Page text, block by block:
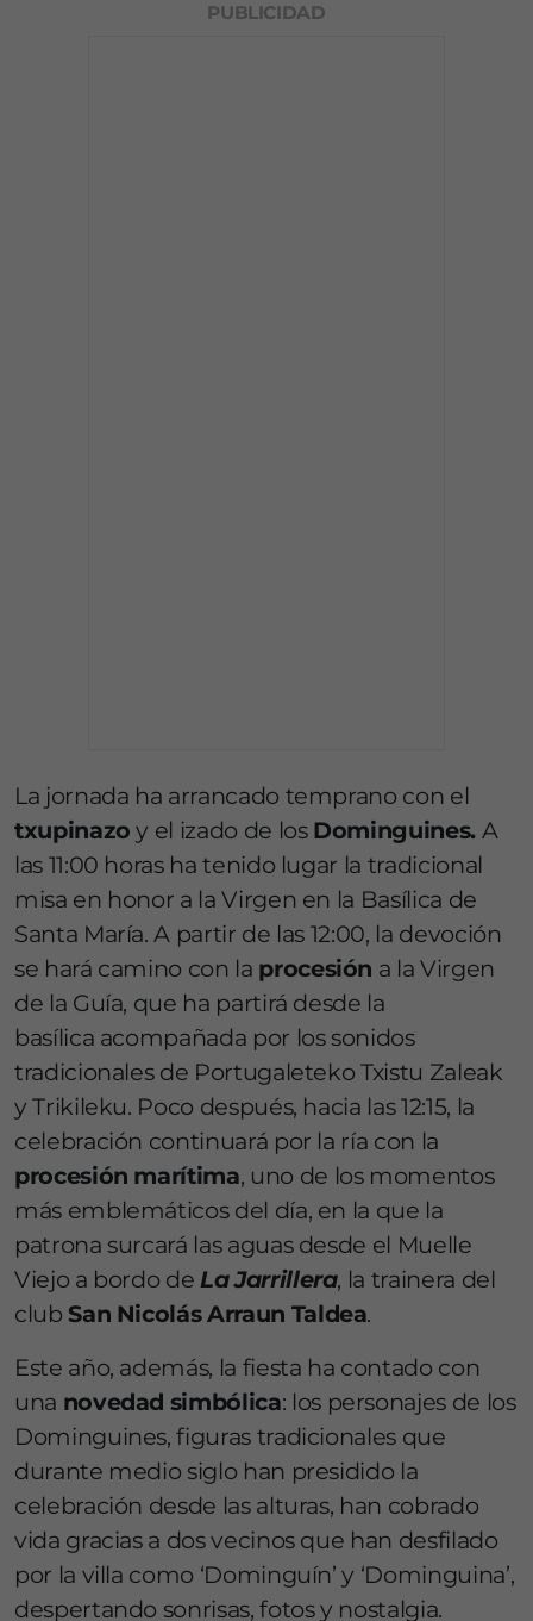
PUBLICIDAD
La jornada ha arrancado temprano con el
txupinazo y el izado de los Dominguines. A
las 11:00 horas ha tenido lugar la tradicional
misa en honor a la Virgen en la Basílica de
Santa María. A partir de las 12:00, la devoción
se hará camino con la procesión a la Virgen
de la Guía, que ha partirá desde la
basílica acompañada por los sonidos
tradicionales de Portugaleteko Txistu Zaleak
y Trikileku. Poco después, hacia las 12:15, la
celebración continuará por la ría con la
procesión marítima, uno de los momentos
más emblemáticos del día, en la que la
patrona surcará las aguas desde el Muelle
Viejo a bordo deLa Jarrillera, la trainera del
clubSan Nicolás Arraun Taldea.
Este año, además, la fiesta ha contado con
una novedad simbólica: los personajes de los
Dominguines, figuras tradicionales que
durante medio siglo han presidido la
celebración desde las alturas, han cobrado
vida gracias a dos vecinos que han desfilado
por la villa como ‘Dominguín’ y ‘Dominguina’,
despertando sonrisas, fotos y nostalgia.